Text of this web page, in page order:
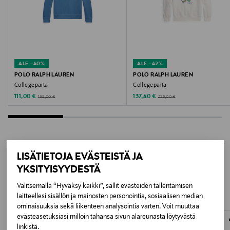
LISÄTIETOJA EVÄSTEISTÄ JA
YKSITYISYYDESTÄ
Valitsemalla “Hyväksy kaikki”, sallit evästeiden tallentamisen
laitteellesi sisällön ja mainosten personointia, sosiaalisen median
ominaisuuksia sekä liikenteen analysointia varten. Voit muuttaa
evästeasetuksiasi milloin tahansa sivun alareunasta löytyvästä
linkistä.
DK. NAVY
Valmistajan tuotenumero
2601 JAGGER_CH
Valmistaja
Valmistajan osoite
Stockmann, Lindex Group Oyj, Aleksanterinkatu 52 B,
PL 220, 00101, Helsinki, Finland
Digitaalinen osoite
www.stockmann.com/asiakaspalvelu
ALE –40%
POLO RALPH LAUREN
Collegepaita
Discounted Price
111,00 € Original Price
185,00 €
ALE –42%
POLO RALPH LAUREN
Collegepaita
Discounted Price
137,40 € Original Price
235,00 €
LISÄÄ KIINNOSTAVIA
TUOTTEITA